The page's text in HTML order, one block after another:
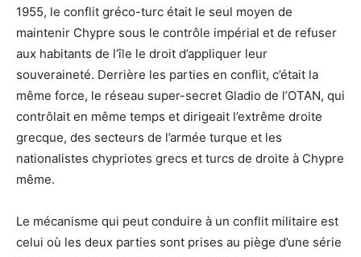
1955, le conflit gréco-turc était le seul moyen de
maintenir Chypre sous le contrôle impérial et de refuser
aux habitants de l’île le droit d’appliquer leur
souveraineté. Derrière les parties en conflit, c’était la
même force, le réseau super-secret Gladio de l’OTAN, qui
contrôlait en même temps et dirigeait l’extrême droite
grecque, des secteurs de l’armée turque et les
nationalistes chypriotes grecs et turcs de droite à Chypre
même.
Le mécanisme qui peut conduire à un conflit militaire est
celui où les deux parties sont prises au piège d’une série